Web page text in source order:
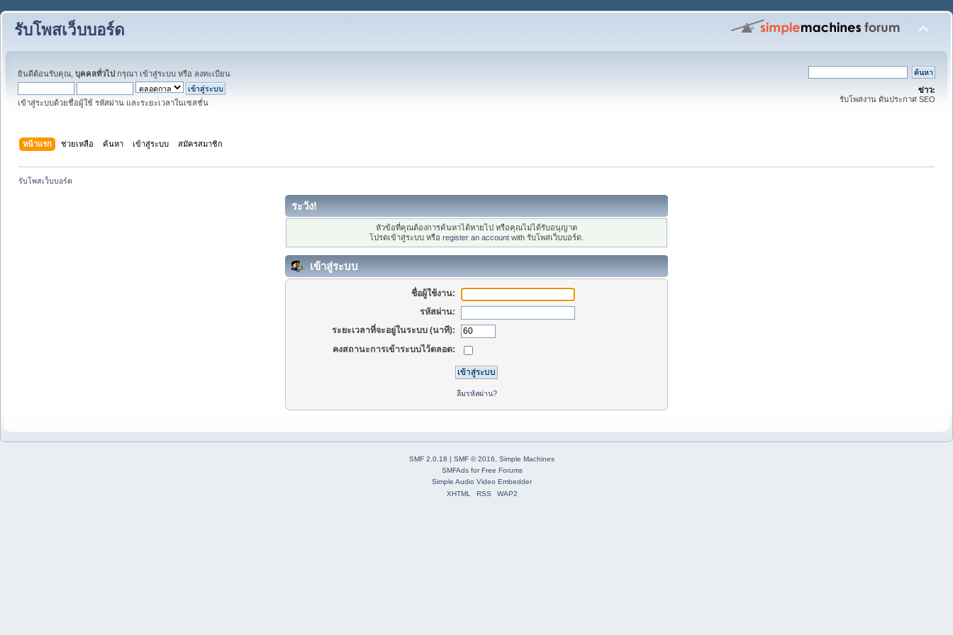
รับโพสเว็บบอร์ด
ยินดีต้อนรับคุณ, บุคคลทั่วไป กรุณา เข้าสู่ระบบ หรือ ลงทะเบียน
เข้าสู่ระบบด้วยชื่อผู้ใช้ รหัสผ่าน และระยะเวลาในเซสชั่น
ข่าว:
รับโพสงาน ดันประกาศ SEO
หน้าแรก ช่วยเหลือ ค้นหา เข้าสู่ระบบ สมัครสมาชิก
รับโพสเว็บบอร์ด
ระวัง!
หัวข้อที่คุณต้องการค้นหาได้หายไป หรือคุณไม่ได้รับอนุญาต
โปรดเข้าสู่ระบบ หรือ register an account with รับโพสเว็บบอร์ด.
เข้าสู่ระบบ
ชื่อผู้ใช้งาน:
รหัสผ่าน:
ระยะเวลาที่จะอยู่ในระบบ (นาที):
คงสถานะการเข้าระบบไว้ตลอด:
ลืมรหัสผ่าน?
SMF 2.0.18 | SMF © 2016
Simple Machines
SMFAdsforFree Forums
Simple Audio Video Embedder
XHTML
RSS WAP2